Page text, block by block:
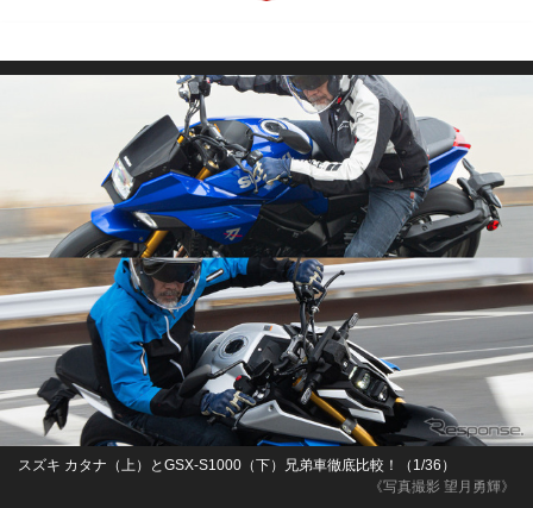
《写真撮影 望月勇輝》
スズキ カタナ（上）とGSX-S1000（下）兄弟車徹底比較！（1/36）